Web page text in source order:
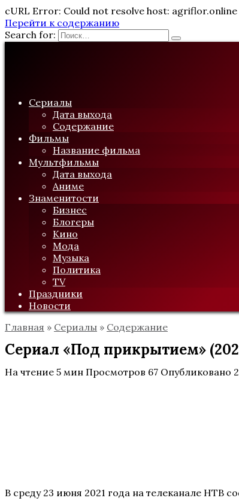
cURL Error: Could not resolve host: agriflor.online
Перейти к содержанию
Search for:
Сериалы
Дата выхода
Содержание
Фильмы
Название фильма
Мультфильмы
Дата выхода
Аниме
Знаменитости
Бизнес
Блогеры
Кино
Мода
Музыка
Политика
TV
Праздники
Новости
Главная » Сериалы » Содержание
Сериал «Под прикрытием»
На чтение 5 мин Просмотров 67 Опубликовано
В среду 23 июня 2021 года на телеканале НТВ